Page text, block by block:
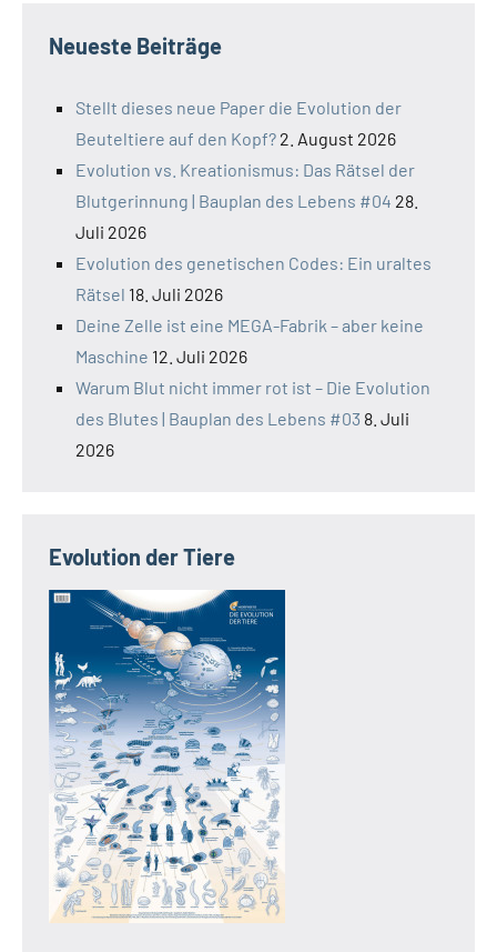
Neueste Beiträge
Stellt dieses neue Paper die Evolution der
Beuteltiere auf den Kopf? 2. August 2026
Evolution vs. Kreationismus: Das Rätsel der
Blutgerinnung | Bauplan des Lebens #04 28.
Juli 2026
Evolution des genetischen Codes: Ein uraltes
Rätsel 18. Juli 2026
Deine Zelle ist eine MEGA-Fabrik – aber keine
Maschine 12. Juli 2026
Warum Blut nicht immer rot ist – Die Evolution
des Blutes | Bauplan des Lebens #03 8. Juli
2026
Evolution der Tiere